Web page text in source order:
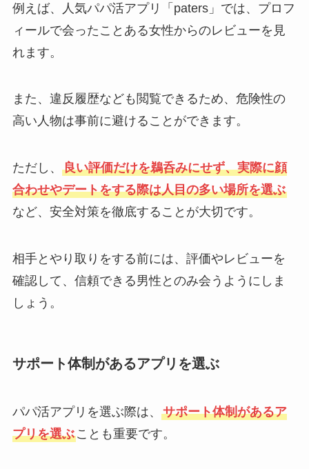
例えば、人気パパ活アプリ「paters」では、プロフ
ィールで会ったことある女性からのレビューを見
れます。
また、違反履歴なども閲覧できるため、危険性の
高い人物は事前に避けることができます。
ただし、 良い評価だけを鵜呑みにせず、実際に顔
合わせやデートをする際は人目の多い場所を選ぶ
など、安全対策を徹底することが大切です。
相手とやり取りをする前には、評価やレビューを
確認して、信頼できる男性とのみ会うようにしま
しょう。
サポート体制があるアプリを選ぶ
パパ活アプリを選ぶ際は、 サポート体制があるア
プリを選ぶことも重要です。